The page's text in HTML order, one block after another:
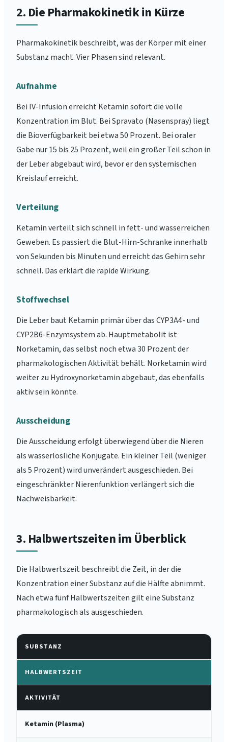
2. Die Pharmakokinetik in Kürze
Pharmakokinetik beschreibt, was der Körper mit einer
Substanz macht. Vier Phasen sind relevant.
Aufnahme
Bei IV-Infusion erreicht Ketamin sofort die volle
Konzentration im Blut. Bei Spravato (Nasenspray) liegt
die Bioverfügbarkeit bei etwa 50 Prozent. Bei oraler
Gabe nur 15 bis 25 Prozent, weil ein großer Teil schon in
der Leber abgebaut wird, bevor er den systemischen
Kreislauf erreicht.
Verteilung
Ketamin verteilt sich schnell in fett- und wasserreichen
Geweben. Es passiert die Blut-Hirn-Schranke innerhalb
von Sekunden bis Minuten und erreicht das Gehirn sehr
schnell. Das erklärt die rapide Wirkung.
Stoffwechsel
Die Leber baut Ketamin primär über das CYP3A4- und
CYP2B6-Enzymsystem ab. Hauptmetabolit ist
Norketamin, das selbst noch etwa 30 Prozent der
pharmakologischen Aktivität behält. Norketamin wird
weiter zu Hydroxynorketamin abgebaut, das ebenfalls
aktiv sein könnte.
Ausscheidung
Die Ausscheidung erfolgt überwiegend über die Nieren
als wasserlösliche Konjugate. Ein kleiner Teil (weniger
als 5 Prozent) wird unverändert ausgeschieden. Bei
eingeschränkter Nierenfunktion verlängert sich die
Nachweisbarkeit.
3. Halbwertszeiten im Überblick
Die Halbwertszeit beschreibt die Zeit, in der die
Konzentration einer Substanz auf die Hälfte abnimmt.
Nach etwa fünf Halbwertszeiten gilt eine Substanz
pharmakologisch als ausgeschieden.
SUBSTANZ
HALBWERTSZEIT
AKTIVITÄT
Ketamin (Plasma)